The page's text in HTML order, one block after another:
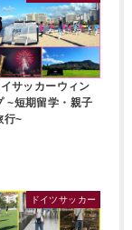
サッカーウィン
~短期留学・親子
行~
ドイツサッカー